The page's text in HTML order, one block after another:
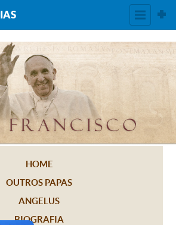
HOME
OUTROS PAPAS
ANGELUS
BIOGRAFIA